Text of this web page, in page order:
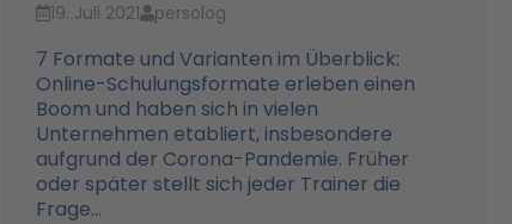
19. Juli 2021 persolog
7 Formate und Varianten im Überblick:
Online-Schulungsformate erleben einen
Boom und haben sich in vielen
Unternehmen etabliert, insbesondere
aufgrund der Corona-Pandemie. Früher
oder später stellt sich jeder Trainer die
Frage...